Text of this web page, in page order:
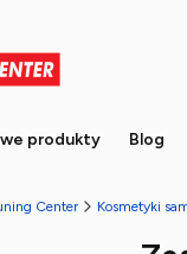
produkty Blog
Center Kosmetyki